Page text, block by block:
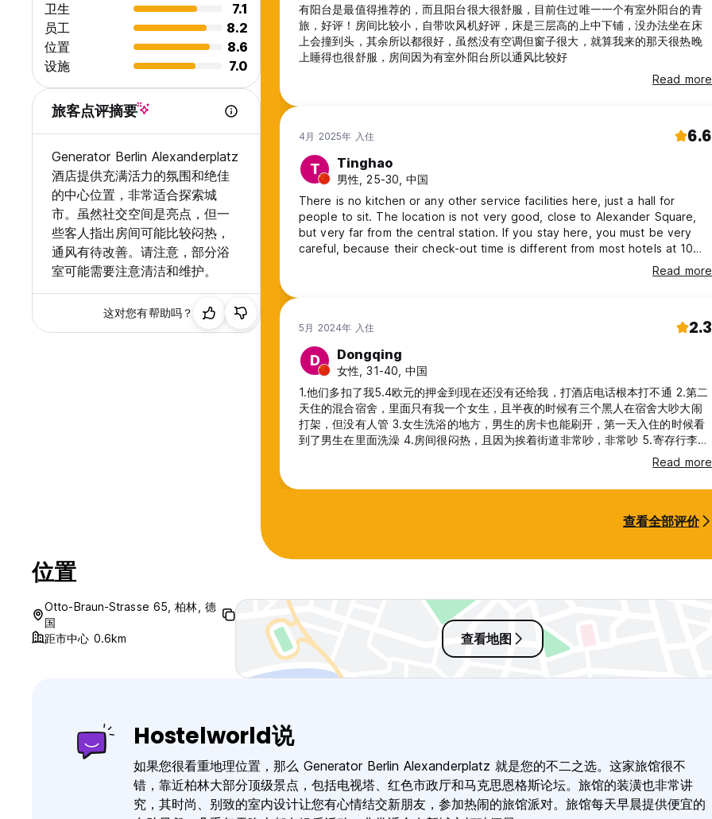
卫生
7.1
员工
8.2
位置
8.6
设施
7.0
旅客点评摘要
Generator Berlin Alexanderplatz
酒店提供充满活力的氛围和绝佳
的中心位置，非常适合探索城
市。虽然社交空间是亮点，但一
些客人指出房间可能比较闷热，
通风有待改善。请注意，部分浴
室可能需要注意清洁和维护。
这对您有帮助吗？
有阳台是最值得推荐的，而且阳台很大很舒服，目前住过唯一一个有室外阳台的青
旅，好评！房间比较小，自带吹风机好评，床是三层高的上中下铺，没办法坐在床
上会撞到头，其余所以都很好，虽然没有空调但窗子很大，就算我来的那天很热晚
上睡得也很舒服，房间因为有室外阳台所以通风比较好
Read more
4月 2025年 入住 6.6
T Tinghao
男性, 25-30, 中国
There is no kitchen or any other service facilities here, just a hall for
people to sit. The location is not very good, close to Alexander Square,
but very far from the central station. If you stay here, you must be very
careful, because their check-out time is different from most hotels at 10
o'clock, and once you exceed the time, they will strictly fine you.Read more
5月 2024年 入住 2.3
D Dongqing
女性, 31-40, 中国
1.他们多扣了我5.4欧元的押金到现在还没有还给我，打酒店电话根本打不通 2.第二
天住的混合宿舍，里面只有我一个女生，且半夜的时候有三个黑人在宿舍大吵大闹
打架，但没有人管 3.女生洗浴的地方，男生的房卡也能刷开，第一天入住的时候看
到了男生在里面洗澡 4.房间很闷热，且因为挨着街道非常吵，非常吵 5.寄存行李需
要额外加钱，且寄存柜的价格很贵，好像是6欧才6小时，比中央车站贵很多 是目前Read more
查看全部评价
位置
Otto-Braun-Strasse 65, 柏林, 德
国
距市中心 0.6km
查看地图
Hostelworld说
如果您很看重地理位置，那么 Generator Berlin Alexanderplatz 就是您的不二之选。这家旅馆很不
错，靠近柏林大部分顶级景点，包括电视塔、红色市政厅和马克思恩格斯论坛。旅馆的装潢也非常讲
究，其时尚、别致的室内设计让您有心情结交新朋友，参加热闹的旅馆派对。旅馆每天早晨提供便宜的